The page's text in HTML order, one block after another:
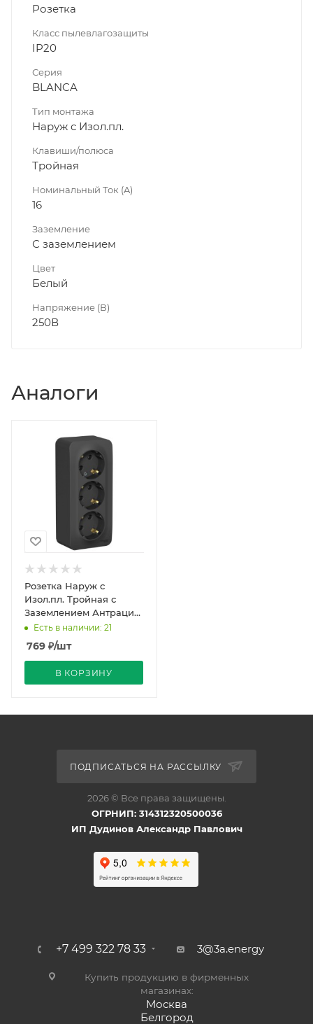
Розетка
Класс пылевлагозащиты
IP20
Серия
BLANCA
Тип монтажа
Наруж с Изол.пл.
Клавиши/полюса
Тройная
Номинальный Ток (A)
16
Заземление
С заземлением
Цвет
Белый
Напряжение (В)
250В
Аналоги
Розетка Наруж с
Изол.пл. Тройная с
Заземлением Антрацит
IP20 16А 250В BLANCA
Schneider Electric
Есть в наличии: 21
769 ₽/шт
В КОРЗИНУ
ПОДПИСАТЬСЯ НА РАССЫЛКУ
2026 © Все права защищены.
ОГРНИП: 314312320500036
ИП Дудинов Александр Павлович
+7 499 322 78 33 3@3a.energy
Купить продукцию в фирменных
магазинах:
Москва
Белгород